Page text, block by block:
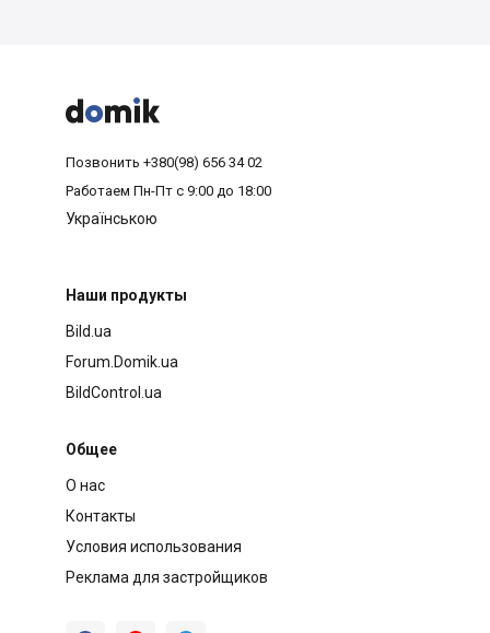



Позвонить +380(98) 656 34 02
Работаем Пн-Пт с 9:00 до 18:00
Українською
Наши продукты
Bild.ua
Forum.Domik.ua
BildControl.ua
Общее
О нас
Контакты
Условия использования
Реклама для застройщиков